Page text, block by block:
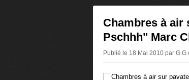
Chambres à air
Pschhh" Marc
Publié le 18 Mai 2010 par G.G